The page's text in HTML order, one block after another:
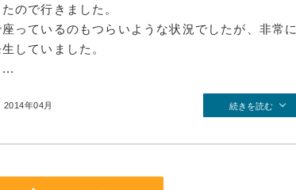
ので行きました。
っているのもつらいような状況でしたが、非常に
していました。
2014年04月 続きを読む